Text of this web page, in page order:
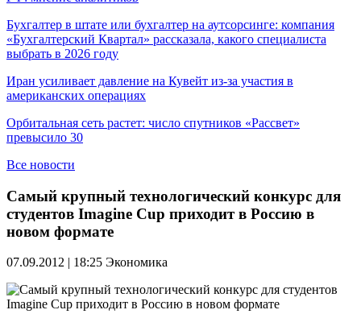
Бухгалтер в штате или бухгалтер на аутсорсинге: компания
«Бухгалтерский Квартал» рассказала, какого специалиста
выбрать в 2026 году
Иран усиливает давление на Кувейт из-за участия в
американских операциях
Орбитальная сеть растет: число спутников «Рассвет»
превысило 30
Все новости
Самый крупный технологический конкурс для
студентов Imagine Cup приходит в Россию в
новом формате
07.09.2012 | 18:25 Экономика